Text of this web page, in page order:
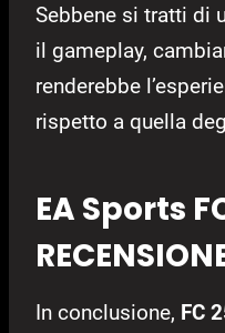
Sebbene si tratti di
il gameplay,
renderebbe
rispetto a quella
EA Sports
In conclusione, FC